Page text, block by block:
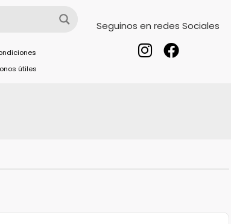
útiles
Seguinos en redes Sociales